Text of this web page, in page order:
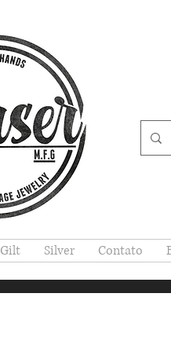
Gilt Silver Contato